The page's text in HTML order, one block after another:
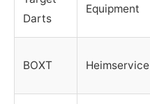
Darts
Equipment
BOXT Heimservice